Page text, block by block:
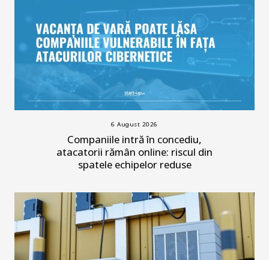
6 August 2026
Companiile intră în concediu,
atacatorii rămân online: riscul din
spatele echipelor reduse